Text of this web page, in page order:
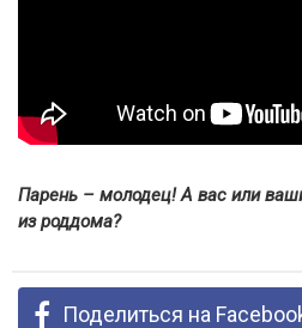
Парень – молодец! А вас или
из роддома?
Поделиться на